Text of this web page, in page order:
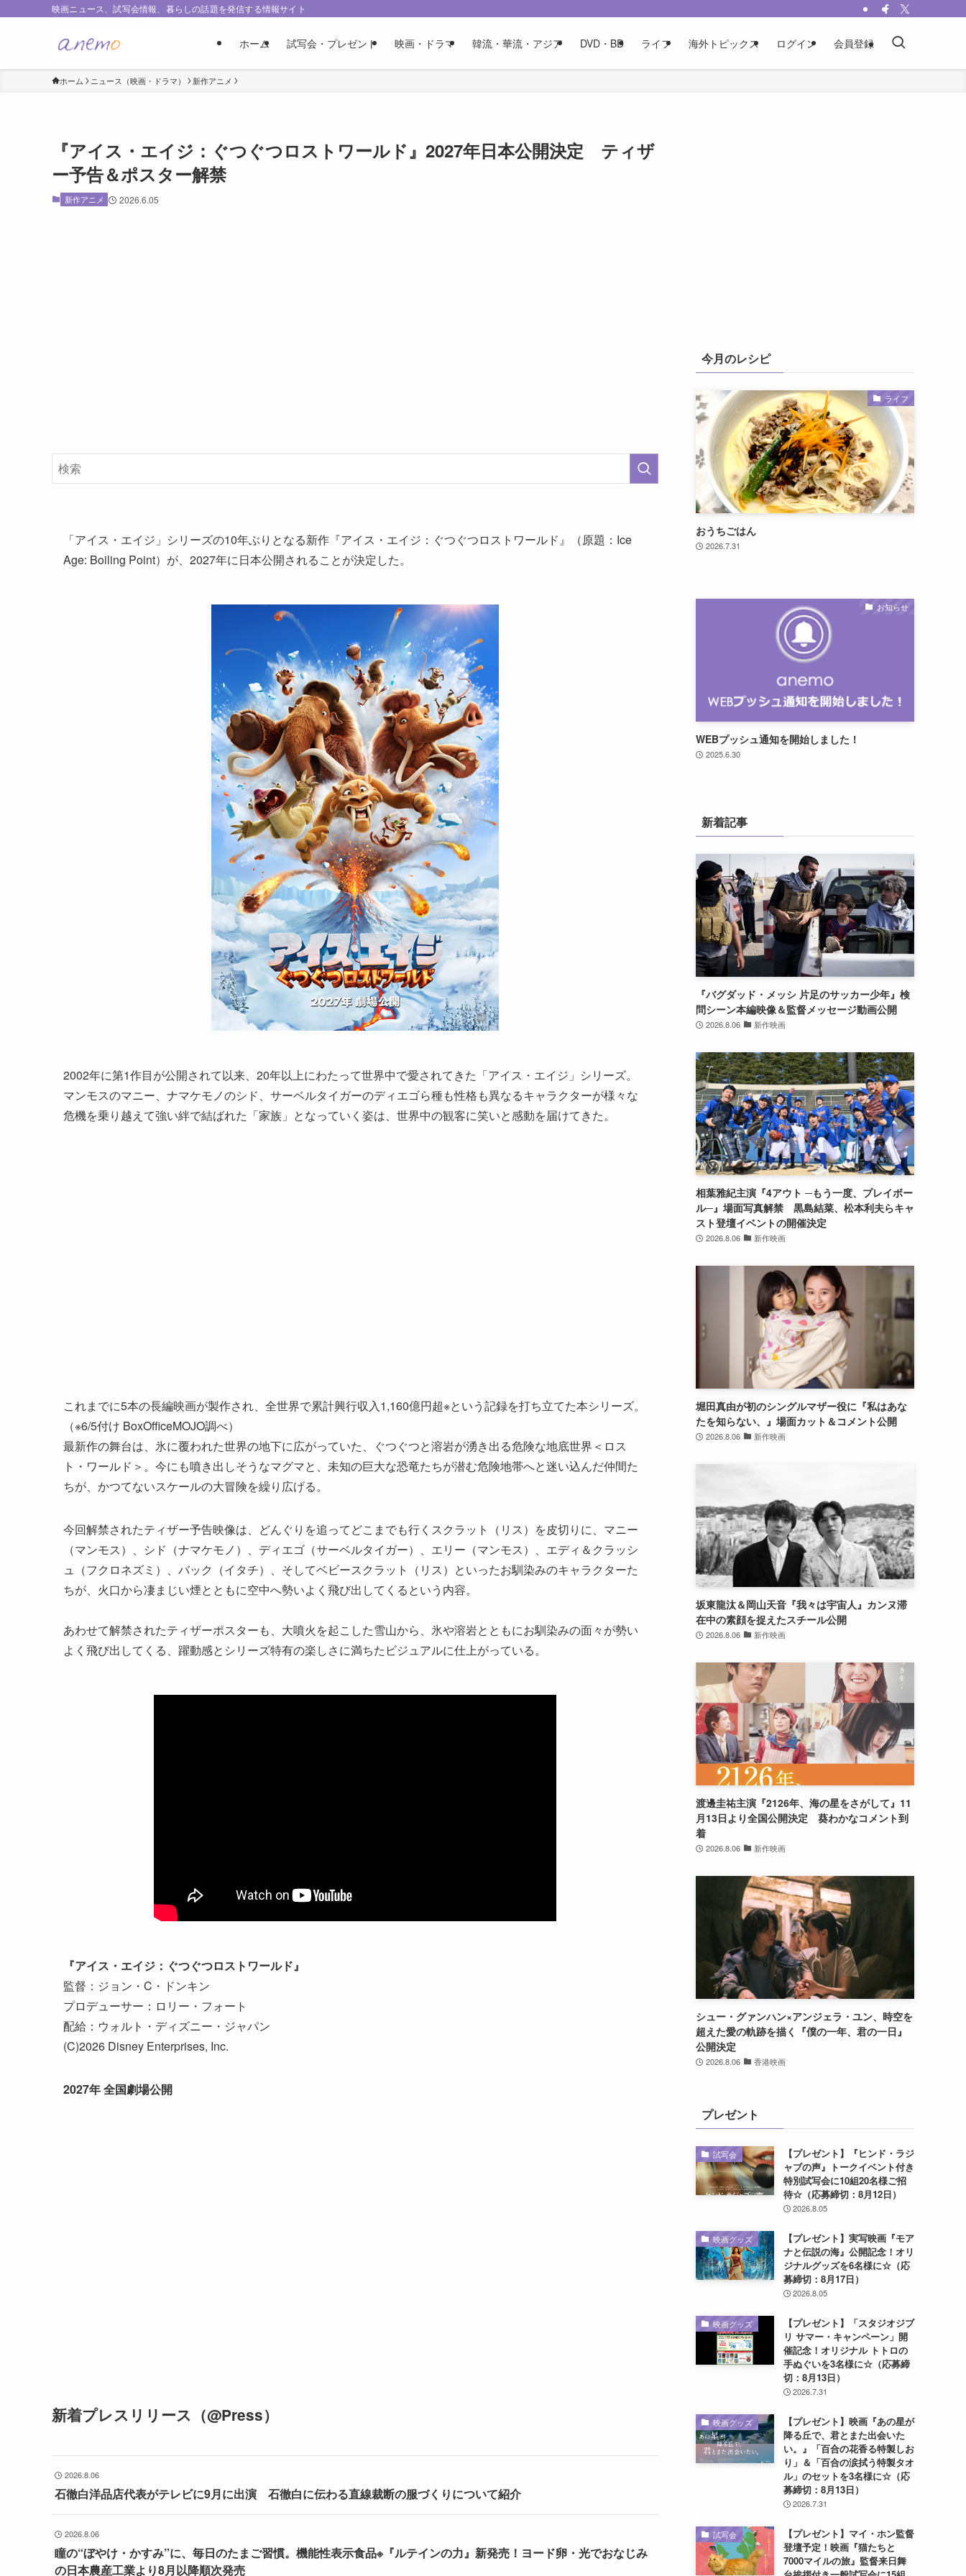
映画ニュース、試写会情報、暮らしの話題を発信する情報サイト
ホーム 試写会・プレゼント 映画・ドラマ 韓流・華流・アジア DVD・BD ライフ 海外トピックス ログイン 会員登録
ホーム ニュース（映画・ドラマ） 新作アニメ
『アイス・エイジ：ぐつぐつロストワールド』2027年日本公開決定 ティザ
ー予告＆ポスター解禁
新作アニメ 2026.6.05
「アイス・エイジ」シリーズの10年ぶりとなる新作『アイス・エイジ：ぐつぐつロストワールド』（原題：Ice
Age: Boiling Point）が、2027年に日本公開されることが決定した。
2002年に第1作目が公開されて以来、20年以上にわたって世界中で愛されてきた「アイス・エイジ」シリーズ。
マンモスのマニー、ナマケモノのシド、サーベルタイガーのディエゴら種も性格も異なるキャラクターが様々な
危機を乗り越えて強い絆で結ばれた「家族」となっていく姿は、世界中の観客に笑いと感動を届けてきた。
これまでに5本の長編映画が製作され、全世界で累計興行収入1,160億円超※という記録を打ち立てた本シリーズ。
（※6/5付け BoxOfficeMOJO調べ）
最新作の舞台は、氷に覆われた世界の地下に広がっていた、ぐつぐつと溶岩が湧き出る危険な地底世界＜ロス
ト・ワールド＞。今にも噴き出しそうなマグマと、未知の巨大な恐竜たちが潜む危険地帯へと迷い込んだ仲間た
ちが、かつてないスケールの大冒険を繰り広げる。
今回解禁されたティザー予告映像は、どんぐりを追ってどこまでも行くスクラット（リス）を皮切りに、マニー
（マンモス）、シド（ナマケモノ）、ディエゴ（サーベルタイガー）、エリー（マンモス）、エディ＆クラッシ
ュ（フクロネズミ）、バック（イタチ）、そしてベビースクラット（リス）といったお馴染みのキャラクターた
ちが、火口から凄まじい煙とともに空中へ勢いよく飛び出してくるという内容。
あわせて解禁されたティザーポスターも、大噴火を起こした雪山から、氷や溶岩とともにお馴染みの面々が勢い
よく飛び出してくる、躍動感とシリーズ特有の楽しさに満ちたビジュアルに仕上がっている。
『アイス・エイジ：ぐつぐつロストワールド』
監督：ジョン・C・ドンキン
プロデューサー：ロリー・フォート
配給：ウォルト・ディズニー・ジャパン
(C)2026 Disney Enterprises, Inc.
2027年 全国劇場公開
新着プレスリリース（@Press）
2026.8.06
石徹白洋品店代表がテレビに9月に出演 石徹白に伝わる直線裁断の服づくりについて紹介
2026.8.06
瞳の“ぼやけ・かすみ”に、毎日のたまご習慣。機能性表示食品※『ルテインの力』新発売！ヨード卵・光でおなじみ
の日本農産工業より8月以降順次発売
今月のレシピ
ライフ
おうちごはん
2026.7.31
お知らせ
WEBプッシュ通知を開始しました！
2025.6.30
新着記事
『バグダッド・メッシ 片足のサッカー少年』検
問シーン本編映像＆監督メッセージ動画公開
2026.8.06 新作映画
相葉雅紀主演『4アウト ─もう一度、プレイボー
ル─』場面写真解禁 黒島結菜、松本利夫らキャ
スト登壇イベントの開催決定
2026.8.06 新作映画
堀田真由が初のシングルマザー役に『私はあな
たを知らない、』場面カット＆コメント公開
2026.8.06 新作映画
坂東龍汰＆岡山天音『我々は宇宙人』カンヌ滞
在中の素顔を捉えたスチール公開
2026.8.06 新作映画
渡邊圭祐主演『2126年、海の星をさがして』11
月13日より全国公開決定 葵わかなコメント到
着
2026.8.06 新作映画
シュー・グァンハン×アンジェラ・ユン、時空を
超えた愛の軌跡を描く『僕の一年、君の一日』
公開決定
2026.8.06 香港映画
プレゼント
試写会
【プレゼント】『ヒンド・ラジ
ャブの声』トークイベント付き
特別試写会に10組20名様ご招
待☆（応募締切：8月12日）
2026.8.05
映画グッズ
【プレゼント】実写映画『モア
ナと伝説の海』公開記念！オリ
ジナルグッズを6名様に☆（応
募締切：8月17日）
2026.8.05
映画グッズ
【プレゼント】「スタジオジブ
リ サマー・キャンペーン」開
催記念！オリジナル トトロの
手ぬぐいを3名様に☆（応募締
切：8月13日）
2026.7.31
映画グッズ
【プレゼント】映画『あの星が
降る丘で、君とまた出会いた
い。』「百合の花香る特製しお
り」＆「百合の涙拭う特製タオ
ル」のセットを3名様に☆（応
募締切：8月13日）
2026.7.31
試写会
【プレゼント】マイ・ホン監督
登壇予定！映画『猫たちと
7000マイルの旅』監督来日舞